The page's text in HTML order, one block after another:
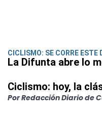
CICLISMO: SE CORRE ESTE
La Difunta abre lo
Ciclismo: hoy, la
Por Redacción Diario de